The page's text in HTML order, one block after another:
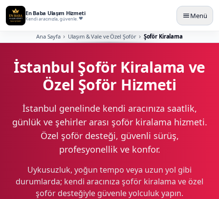
En Baba Ulaşım Hizmeti
Kendi aracınızla, güvenle. Menü
Ana Sayfa Ulaşım & Vale ve Özel Şoför Şoför Kiralama
İstanbul Şoför Kiralama ve
Özel Şoför Hizmeti
İstanbul genelinde kendi aracınıza saatlik,
günlük ve şehirler arası şoför kiralama hizmeti.
Özel şoför desteği, güvenli sürüş,
profesyonellik ve konfor.
Uykusuzluk, yoğun tempo veya uzun yol gibi
durumlarda; kendi aracınıza şoför kiralama ve özel
şoför desteğiyle güvenle yolculuk yapın.